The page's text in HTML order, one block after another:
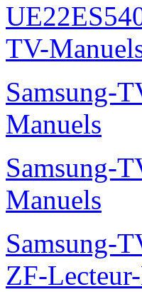
TV-
Samsung-
Manuels
Samsung-
Manuels
Samsung-
ZF-